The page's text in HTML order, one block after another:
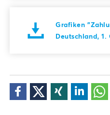
Grafiken
Deutschland, 1.